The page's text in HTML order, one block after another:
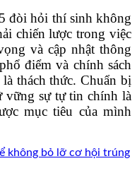
đòi hỏi thí sinh không
chiến lược trong việc
và cập nhật thông
điểm và chính sách
thách thức. Chuẩn bị
vững sự tự tin chính là
mục tiêu của mình
không bỏ lỡ cơ hội trúng